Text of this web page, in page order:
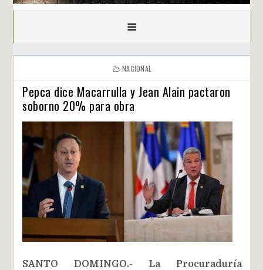
≡
NACIONAL
Pepca dice Macarrulla y Jean Alain pactaron
soborno 20% para obra
SANTO DOMINGO.- La Procuraduría